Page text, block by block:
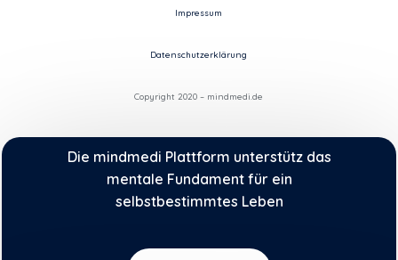
Impressum
Datenschutzerklärung
Copyright 2020 – mindmedi.de
Die mindmedi Plattform unterstütz das
mentale Fundament für ein
selbstbestimmtes Leben